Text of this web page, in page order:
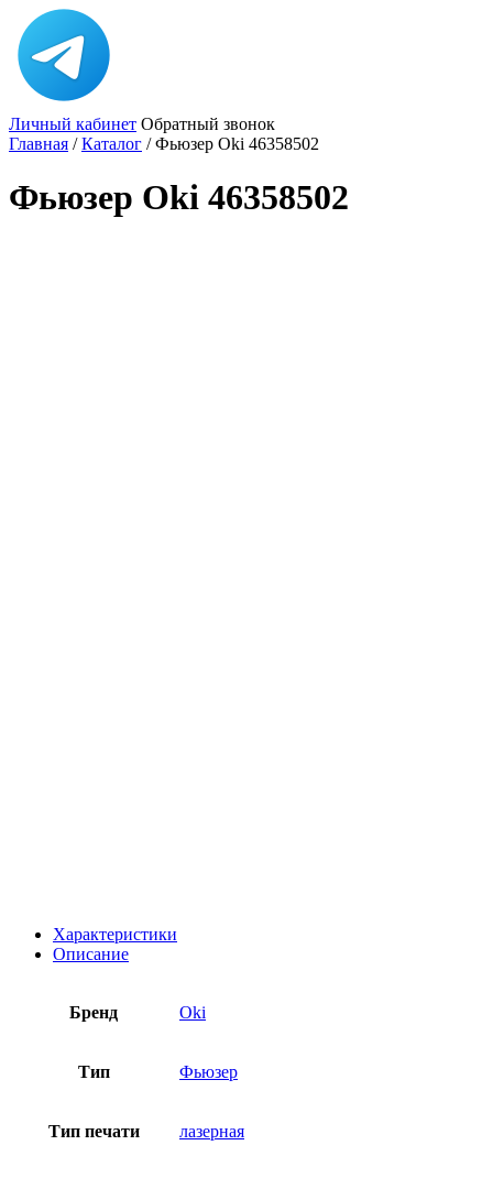
Личный кабинет Обратный звонок
Главная /Каталог /Фьюзер Oki 46358502
Фьюзер Oki 46358502
Характеристики
Описание
Бренд Oki
Тип Фьюзер
Тип печати лазерная